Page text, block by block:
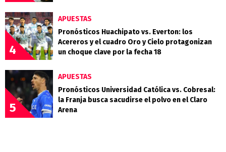
4
APUESTAS
Pronósticos Huachipato vs. Everton: los
Acereros y el cuadro Oro y Cielo protagonizan
un choque clave por la fecha 18
5
APUESTAS
Pronósticos Universidad Católica vs. Cobresal:
la Franja busca sacudirse el polvo en el Claro
Arena